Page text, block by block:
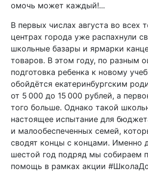
омочь может каждый!...
В первых числах августа во всех
центрах города уже распахнули
школьные базары и ярмарки
товаров. В этом году, по разным
подготовка ребенка к новому
обойдётся екатеринбургским
от 5 000 до 15 000 рублей, а
того больше. Однако такой
настоящее испытание для
и малообеспеченных семей,
сводят концы с концами. Именно
шестой год подряд мы собираем
помощь в рамках акции